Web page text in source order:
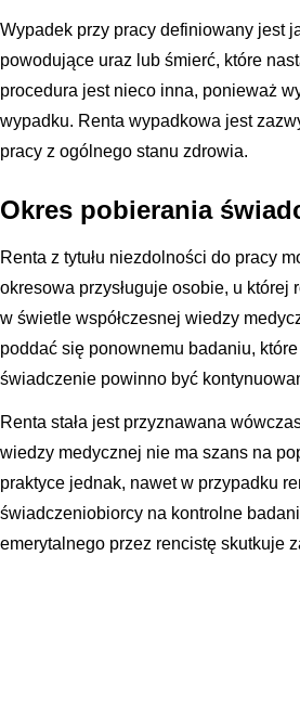
Wypadek przy pracy definiowany jest
powodujące uraz lub śmierć, które
procedura jest nieco inna, ponieważ
wypadku. Renta wypadkowa jest
pracy z ogólnego stanu zdrowia.
Okres pobierania
Renta z tytułu niezdolności do pracy
okresowa przysługuje osobie, u
w świetle współczesnej wiedzy
poddać się ponownemu badaniu,
świadczenie powinno być
Renta stała jest przyznawana
wiedzy medycznej nie ma szans na
praktyce jednak, nawet w przypadku
świadczeniobiorcy na kontrolne
emerytalnego przez rencistę skutkuje